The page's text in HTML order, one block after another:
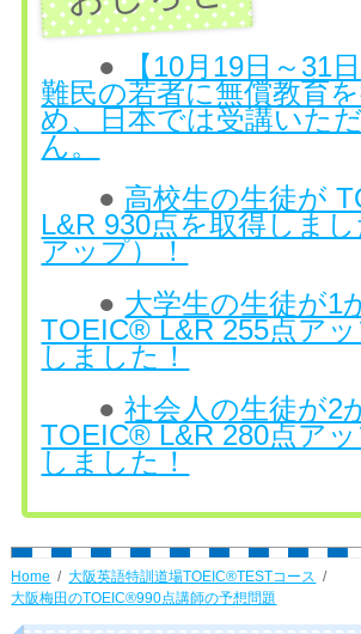
●
【10月19日～31
難民の若者に無償教育
め、日本では受講いた
ん。
● 高校生の生徒が
L&R 930点を取得しま
アップ）！
● 大学生の生徒が1
TOEIC® L&R 255点ア
しました！
●社会人の生徒が2
TOEIC® L&R 280点ア
しました！
Home
大阪英語特訓道場TOEIC®TESTコース
大阪梅田のTOEIC®990点講師の予想問題